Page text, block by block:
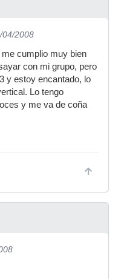
04/2008
cumplio muy bien
con mi grupo, pero
y estoy encantado, lo
Lo tengo
y me va de coña